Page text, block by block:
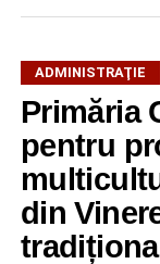
ADMINISTRAŢIE
Primăria
pentru
din